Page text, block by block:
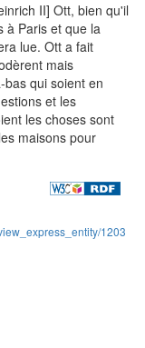
II] Ott, bien qu'il
à Paris et que la
lue. Ott a fait
mais
qui soient en
et les
les choses sont
maisons pour
1203